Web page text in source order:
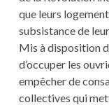
que leurs
subsistance de
Mis à disposition
d’occuper les
empêcher de
collectives qui